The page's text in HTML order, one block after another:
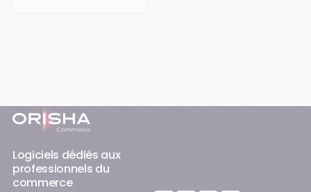
Pied-de-page
Logiciels dédiés aux
professionnels du
commerce